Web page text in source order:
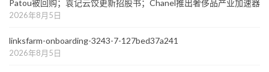
Patou被回购；袁记云饺更新招股书；Chanel推出奢侈品产业加速器
2026年8月5日
linksfarm-onboarding-3243-7-127bed37a241
2026年8月5日